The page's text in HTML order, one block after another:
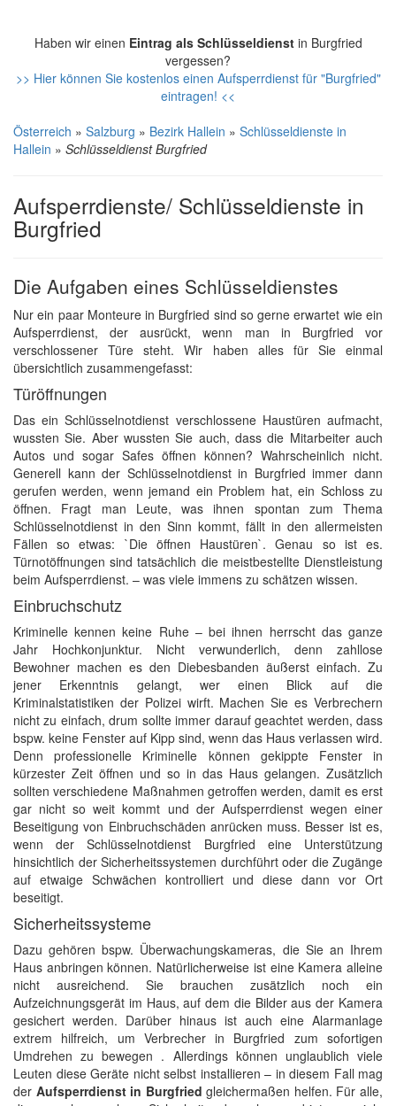
Haben wir einen Eintrag als Schlüsseldienstin Burgfried
vergessen?
>> Hier können Sie kostenlos einen Aufsperrdienst für "Burgfried"
eintragen! <<
Österreich » Salzburg » Bezirk Hallein » Schlüsseldienste in
Hallein » Schlüsseldienst Burgfried
Aufsperrdienste/ Schlüsseldienste in
Burgfried
Die Aufgaben eines Schlüsseldienstes
Nur ein paar Monteure in Burgfried sind so gerne erwartet wie ein
Aufsperrdienst, der ausrückt, wenn man in Burgfried vor
verschlossener Türe steht. Wir haben alles für Sie einmal
übersichtlich zusammengefasst:
Türöffnungen
Das ein Schlüsselnotdienst verschlossene Haustüren aufmacht,
wussten Sie. Aber wussten Sie auch, dass die Mitarbeiter auch
Autos und sogar Safes öffnen können? Wahrscheinlich nicht.
Generell kann der Schlüsselnotdienst in Burgfried immer dann
gerufen werden, wenn jemand ein Problem hat, ein Schloss zu
öffnen. Fragt man Leute, was ihnen spontan zum Thema
Schlüsselnotdienst in den Sinn kommt, fällt in den allermeisten
Fällen so etwas: `Die öffnen Haustüren`. Genau so ist es.
Türnotöffnungen sind tatsächlich die meistbestellte Dienstleistung
beim Aufsperrdienst. – was viele immens zu schätzen wissen.
Einbruchschutz
Kriminelle kennen keine Ruhe – bei ihnen herrscht das ganze
Jahr Hochkonjunktur. Nicht verwunderlich, denn zahllose
Bewohner machen es den Diebesbanden äußerst einfach. Zu
jener Erkenntnis gelangt, wer einen Blick auf die
Kriminalstatistiken der Polizei wirft. Machen Sie es Verbrechern
nicht zu einfach, drum sollte immer darauf geachtet werden, dass
bspw. keine Fenster auf Kipp sind, wenn das Haus verlassen wird.
Denn professionelle Kriminelle können gekippte Fenster in
kürzester Zeit öffnen und so in das Haus gelangen. Zusätzlich
sollten verschiedene Maßnahmen getroffen werden, damit es erst
gar nicht so weit kommt und der Aufsperrdienst wegen einer
Beseitigung von Einbruchschäden anrücken muss. Besser ist es,
wenn der Schlüsselnotdienst Burgfried eine Unterstützung
hinsichtlich der Sicherheitssystemen durchführt oder die Zugänge
auf etwaige Schwächen kontrolliert und diese dann vor Ort
beseitigt.
Sicherheitssysteme
Dazu gehören bspw. Überwachungskameras, die Sie an Ihrem
Haus anbringen können. Natürlicherweise ist eine Kamera alleine
nicht ausreichend. Sie brauchen zusätzlich noch ein
Aufzeichnungsgerät im Haus, auf dem die Bilder aus der Kamera
gesichert werden. Darüber hinaus ist auch eine Alarmanlage
extrem hilfreich, um Verbrecher in Burgfried zum sofortigen
Umdrehen zu bewegen . Allerdings können unglaublich viele
Leuten diese Geräte nicht selbst installieren – in diesem Fall mag
der Aufsperrdienst in Burgfried gleichermaßen helfen. Für alle,